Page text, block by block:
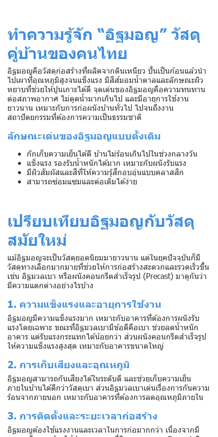
ทำความรู้จัก “อิฐมอญ” วัสดุ
คู่บ้านของคนไทย
อิฐมอญคือวัสดุก่อสร้างที่ผลิตจากดินเหนียว ปั้นเป็นก้อนแล้วนำ
ไปเผาที่อุณหภูมิสูงจนแข็งแรง มีสีส้มอมน้ำตาลและลักษณะผิว
หยาบที่ช่วยให้ปูนเกาะได้ดี จุดเด่นของอิฐมอญคือความทนทาน
ต่อสภาพอากาศ ไม่ดูดน้ำมากเกินไป และมีอายุการใช้งาน
ยาวนาน เหมาะกับการก่อผนังบ้านทั่วไป ไปจนถึงงาน
สถาปัตยกรรมที่ต้องการความเป็นธรรมชาติ
ลักษณะเด่นของอิฐมอญแบบดั้งเดิม
กักเก็บความเย็นได้ดี บ้านไม่ร้อนเกินไปในช่วงกลางวัน
แข็งแรง รองรับน้ำหนักได้มาก เหมาะกับผนังรับแรง
มีผิวสัมผัสและสีที่ให้ความรู้สึกอบอุ่นแบบคลาสสิก
สามารถซ่อมแซมและต่อเติมได้ง่าย
เปรียบเทียบอิฐมอญกับวัสดุ
สมัยใหม่
แม้อิฐมอญจะเป็นวัสดุยอดนิยมมายาวนาน แต่ในยุคปัจจุบันก็มี
วัสดุทางเลือกมากมายที่ช่วยให้การก่อสร้างสะดวกและรวดเร็วขึ้น
เช่น อิฐมวลเบา หรือผนังคอนกรีตสำเร็จรูป (Precast) มาดูกันว่า
มีความแตกต่างอย่างไรบ้าง
1. ความแข็งแรงและอายุการใช้งาน
อิฐมอญมีความแข็งแรงมาก เหมาะกับอาคารที่ต้องการผนังรับ
แรงโดยเฉพาะ ขณะที่อิฐมวลเบามีข้อดีคือเบา ช่วยลดน้ำหนัก
อาคาร แต่รับแรงกระแทกได้น้อยกว่า ส่วนผนังคอนกรีตสำเร็จรูป
ให้ความแข็งแรงสูงสุด เหมาะกับอาคารขนาดใหญ่
2. การเก็บเสียงและอุณหภูมิ
อิฐมอญสามารถกันเสียงได้ในระดับดี และช่วยเก็บความเย็น
ภายในบ้านได้ดีกว่าวัสดุเบา ส่วนอิฐมวลเบาเด่นเรื่องการกันความ
ร้อนจากภายนอก เหมาะกับอาคารที่ต้องการลดอุณหภูมิภายใน
3. การติดตั้งและระยะเวลาก่อสร้าง
อิฐมอญต้องใช้แรงงานและเวลาในการก่อมากกว่า เนื่องจากมี